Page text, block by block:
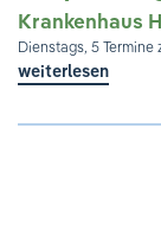
Krankenhaus
Dienstags, 5 Termine
weiterlesen